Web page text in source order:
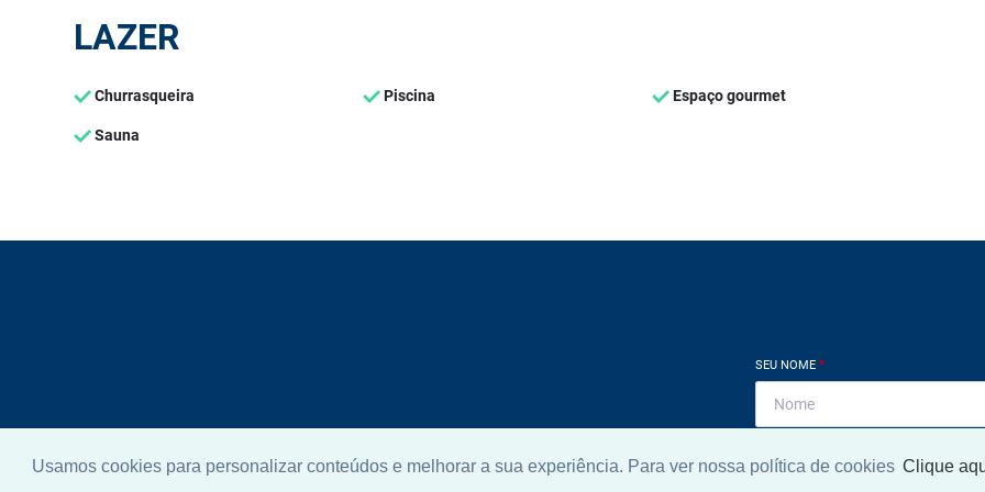
Usamos cookies para personalizar conteúdos e melhorar a sua experiência. Para ver nossa política de cookies Clique
LAZER
Churrasqueira Piscina Espaço gourmet
Sauna
SEU NOME *
SEU E-MAIL*